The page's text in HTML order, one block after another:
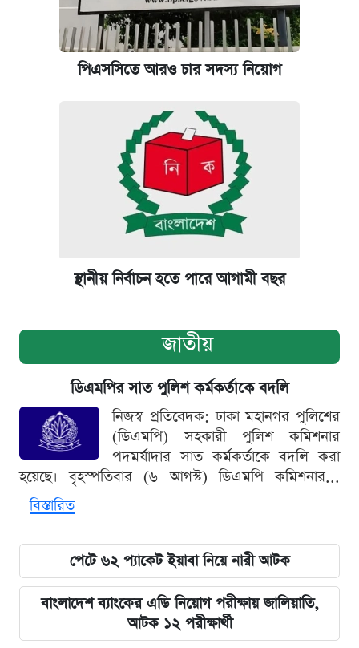
পিএসসিতে আরও চার সদস্য নিয়োগ
স্থানীয় নির্বাচন হতে পারে আগামী বছর
জাতীয়
ডিএমপির সাত পুলিশ কর্মকর্তাকে বদলি
নিজস্ব প্রতিবেদক: ঢাকা মহানগর পুলিশের
(ডিএমপি) সহকারী পুলিশ কমিশনার
পদমর্যাদার সাত কর্মকর্তাকে বদলি করা
হয়েছে। বৃহস্পতিবার (৬ আগস্ট) ডিএমপি কমিশনার...
বিস্তারিত
পেটে ৬২ প্যাকেট ইয়াবা নিয়ে নারী আটক
বাংলাদেশ ব্যাংকের এডি নিয়োগ পরীক্ষায় জালিয়াতি,
আটক ১২ পরীক্ষার্থী